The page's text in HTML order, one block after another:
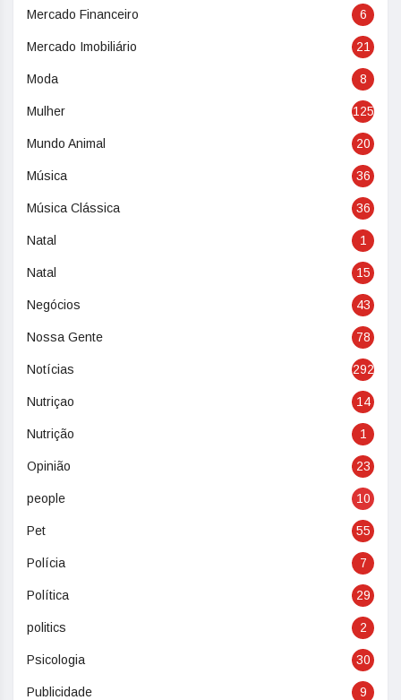
Mercado Financeiro 6
Mercado Imobiliário 21
Moda 8
Mulher 125
Mundo Animal 20
Música 36
Música Clássica 36
Natal 1
Natal 15
Negócios 43
Nossa Gente 78
Notícias 292
Nutriçao 14
Nutrição 1
Opinião 23
people 10
Pet 55
Polícia 7
Política 29
politics 2
Psicologia 30
Publicidade 9